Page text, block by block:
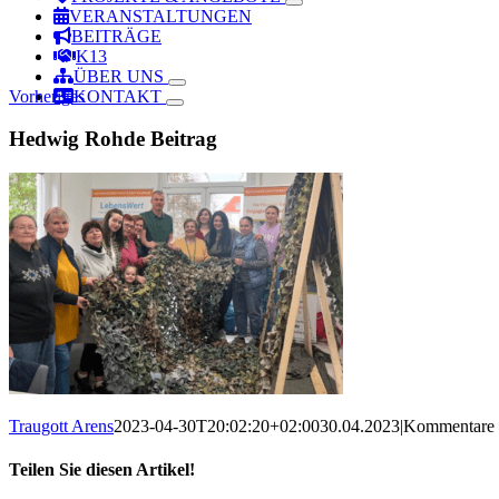
VERANSTALTUNGEN
BEITRÄGE
K13
ÜBER UNS
KONTAKT
Vorheriges
Hedwig Rohde Beitrag
Traugott Arens2023-04-30T20:02:20+02:0030.04.2023|
Teilen Sie diesen Artikel!